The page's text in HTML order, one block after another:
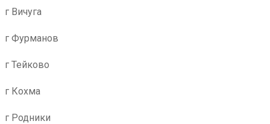
г Вичуга
г Фурманов
г Тейково
г Кохма
г Родники